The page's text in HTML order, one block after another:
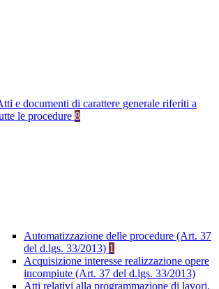
e documenti di carattere generale riferiti a
le procedure 8
Automatizzazione delle procedure (Art. 37
del d.lgs. 33/2013) 1
Acquisizione interesse realizzazione opere
incompiute (Art. 37 del d.lgs. 33/2013)
Atti relativi alla programmazione di lavori,